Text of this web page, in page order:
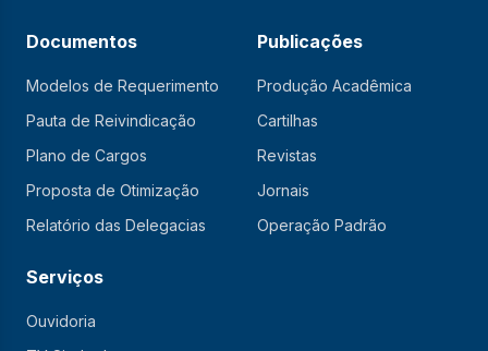
Documentos
Modelos de Requerimento
Pauta de Reivindicação
Plano de Cargos
Proposta de Otimização
Relatório das Delegacias
Publicações
Produção Acadêmica
Cartilhas
Revistas
Jornais
Operação Padrão
Serviços
Ouvidoria